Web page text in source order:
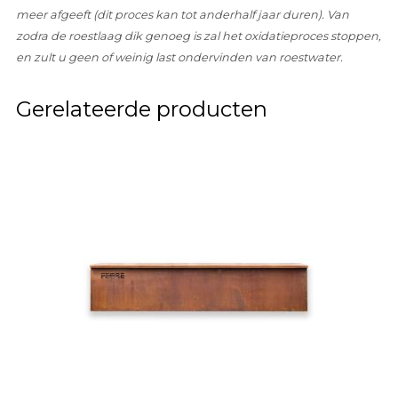
meer afgeeft (dit proces kan tot anderhalf jaar duren). Van
zodra de roestlaag dik genoeg is zal het oxidatieproces stoppen,
en zult u geen of weinig last ondervinden van roestwater.
Gerelateerde producten